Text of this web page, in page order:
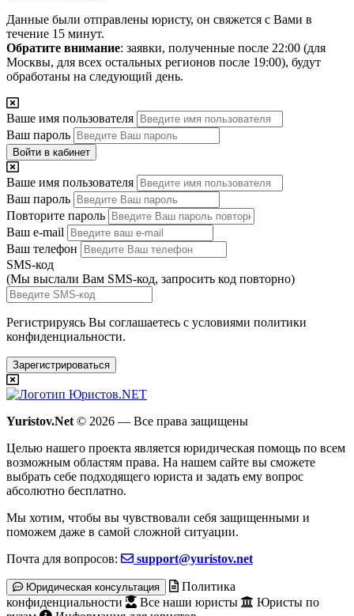
Данные были отправлены юристу, он свяжется с Вами в
течение 15 минут.
Обратите внимание: заявки, полученные после 22:00 (для
Москвы, для всех остальных регионов после 19:00), будут
обработаны на следующий день.
Ваше имя пользователя
Ваш пароль
Войти в кабинет
Ваше имя пользователя
Ваш пароль
Повторите пароль
Ваш e-mail
Ваш телефон
SMS-код
(Мы выслали Вам SMS-код, запросить код повторно)
Регистрируясь Вы соглашаетесь с условиями политики
конфиденциальности.
Зарегистрироваться
Yuristov.Net © 2026 — Все права защищены
Целью нашего проекта является юридическая помощь по всем
возможным областям права. На нашем сайте вы сможете
выбрать себе подходящего юриста и задать ему вопрос
абсолютно бесплатно.
Мы хотим, чтобы вы чувствовали себя защищенными и
поможем даже в самой сложной ситуации.
Почта для вопросов:
support@yuristov.net
Юридическая консультация
Политика
конфиденциальности
Все наши юристы
Юристы по